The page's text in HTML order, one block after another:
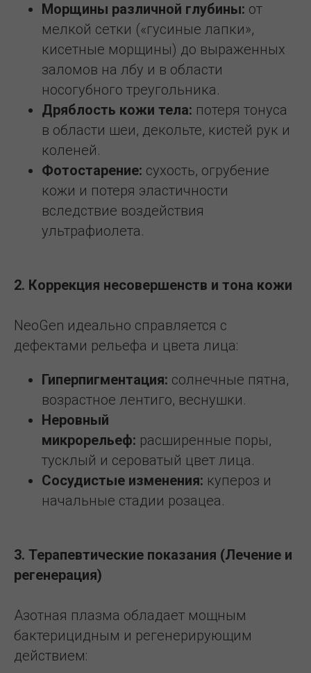
Морщины различной глубины: от
мелкой сетки («гусиные лапки»,
кисетные морщины) до выраженных
заломов на лбу и в области
носогубного треугольника.
Дряблость кожи тела: потеря тонуса
в области шеи, декольте, кистей рук и
коленей.
Фотостарение: сухость, огрубение
кожи и потеря эластичности
вследствие воздействия
ультрафиолета.
2. Коррекция несовершенств и тона кожи
NeoGen идеально справляется с
дефектами рельефа и цвета лица:
Гиперпигментация: солнечные пятна,
возрастное лентиго, веснушки.
Неровный
микрорельеф: расширенные поры,
тусклый и сероватый цвет лица.
Сосудистые изменения: купероз и
начальные стадии розацеа.
3. Терапевтические показания (Лечение и
регенерация)
Азотная плазма обладает мощным
бактерицидным и регенерирующим
действием: